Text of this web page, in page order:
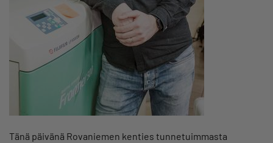
Tänä päivänä Rovaniemen kenties tunnetuimmasta